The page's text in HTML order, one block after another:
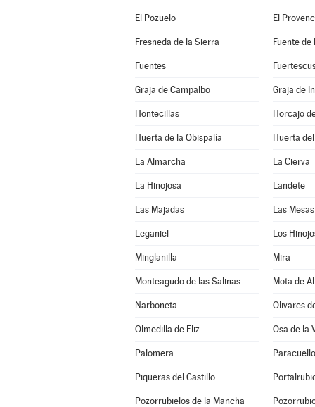
El Pozuelo El
Fresneda de la Sierra Fuente
Fuentes
Graja de Campalbo Graja de
Hontecillas Horcajo
Huerta de la Obispalía Huerta
La Almarcha La Cierva
La Hinojosa Landete
Las Majadas Las Mesas
Leganiel Los
Minglanilla Mira
Monteagudo de las Salinas Mota de
Narboneta Olivares
Olmedilla de Eliz Osa de la
Palomera
Piqueras del Castillo
Pozorrubielos de la Mancha